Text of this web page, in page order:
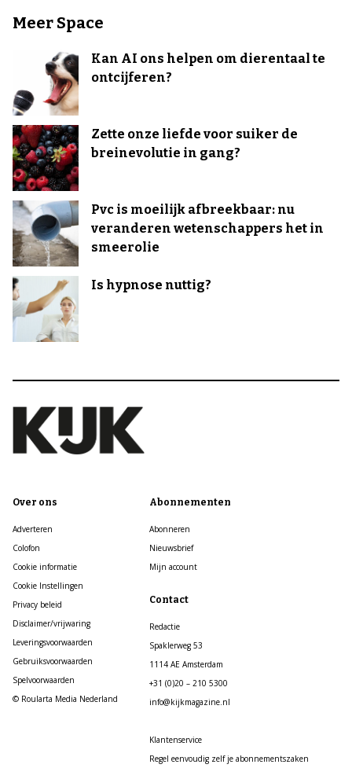
Meer Space
Kan AI ons helpen om dierentaal te
ontcijferen?
Zette onze liefde voor suiker de
breinevolutie in gang?
Pvc is moeilijk afbreekbaar: nu
veranderen wetenschappers het in
smeerolie
Is hypnose nuttig?
Over ons
Adverteren
Colofon
Cookie informatie
Cookie Instellingen
Privacy beleid
Disclaimer/vrijwaring
Leveringsvoorwaarden
Gebruiksvoorwaarden
Spelvoorwaarden
© Roularta Media Nederland
Abonnementen
Abonneren
Nieuwsbrief
Mijn account
Contact
Redactie
Spaklerweg 53
1114 AE Amsterdam
+31 (0)20 – 210 5300
info@kijkmagazine.nl
Klantenservice
Regel eenvoudig zelf je abonnementszaken